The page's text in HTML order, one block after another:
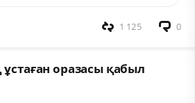
0
1 125
оразасы қабыл